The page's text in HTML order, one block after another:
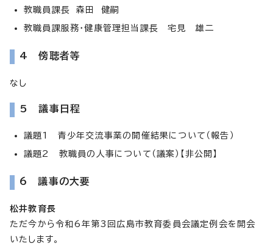
教職員課長 森田 健嗣
教職員課服務・健康管理担当課長 宅見 雄二
4 傍聴者等
なし
5 議事日程
議題1 青少年交流事業の開催結果について（報告）
議題2 教職員の人事について（議案）【非公開】
6 議事の大要
松井教育長
ただ今から令和6年第3回広島市教育委員会議定例会を開会
いたします。